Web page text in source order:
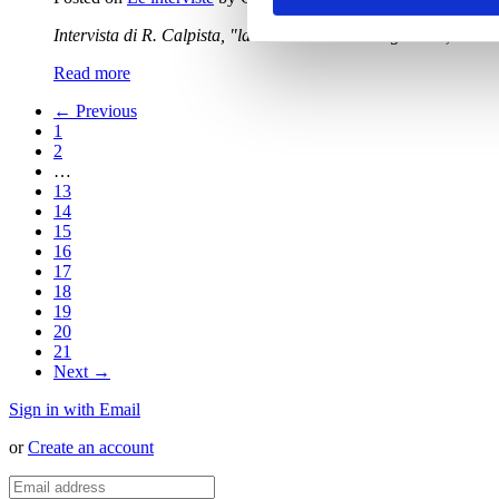
Intervista di R. Calpista, "la Gazzetta del Mezzogiorno", 12
Read more
← Previous
1
2
…
13
14
15
16
17
18
19
20
21
Next →
Sign in with Email
orCreate an account